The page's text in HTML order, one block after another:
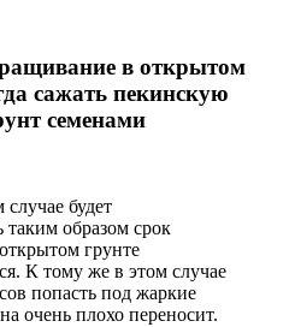
в открытом
сажать пекинскую
семенами
будет
таким образом срок
грунте
К тому же в этом случае
попасть под жаркие
очень плохо переносит.